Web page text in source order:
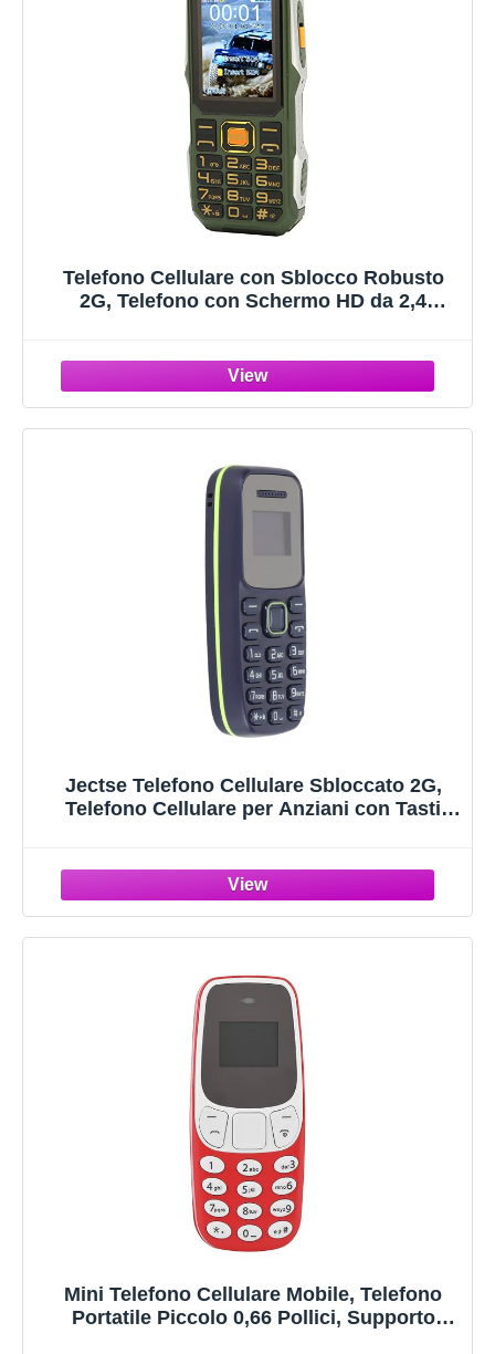
Telefono Cellulare con Sblocco Robusto
2G, Telefono con Schermo HD da 2,4
LED, Torcia a Un Pulsante(Verde)
Jectse Telefono Cellulare Sbloccato 2G,
Telefono Cellulare per Anziani con Tasti
SIM, Batteria da 380 MAh,
Mini Telefono Cellulare Mobile, Telefono
Portatile Piccolo 0,66 Pollici, Supporto